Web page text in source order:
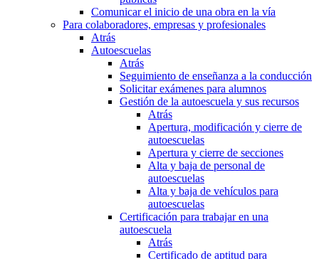
Comunicar el inicio de una obra en la vía
Para colaboradores, empresas y profesionales
Atrás
Autoescuelas
Atrás
Seguimiento de enseñanza a la conducción
Solicitar exámenes para alumnos
Gestión de la autoescuela y sus recursos
Atrás
Apertura, modificación y cierre de
autoescuelas
Apertura y cierre de secciones
Alta y baja de personal de
autoescuelas
Alta y baja de vehículos para
autoescuelas
Certificación para trabajar en una
autoescuela
Atrás
Certificado de aptitud para